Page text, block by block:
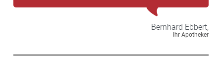
Bernhard Ebbert,
Ihr Apotheker